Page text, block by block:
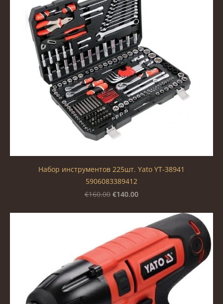
Набор инструментов 225шт. Yato YT-38941
5906083389412
€160.00 €140.00